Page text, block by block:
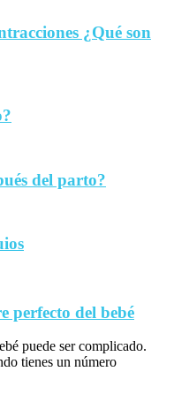
¿Qué son
del parto?
perfecto del bebé
puede ser complicado.
tienes un número